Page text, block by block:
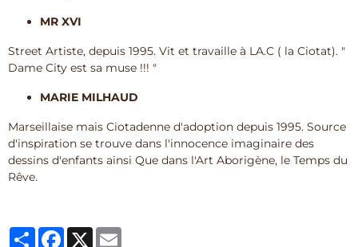
MR XVI
Street Artiste, depuis 1995. Vit et travaille à LA.C ( la Ciotat). "
Dame City est sa muse !!! "
MARIE MILHAUD
Marseillaise mais Ciotadenne d'adoption depuis 1995. Source
d'inspiration se trouve dans l'innocence imaginaire des
dessins d'enfants ainsi Que dans l'Art Aborigène, le Temps du
Rêve.
PartagerFacebook
X